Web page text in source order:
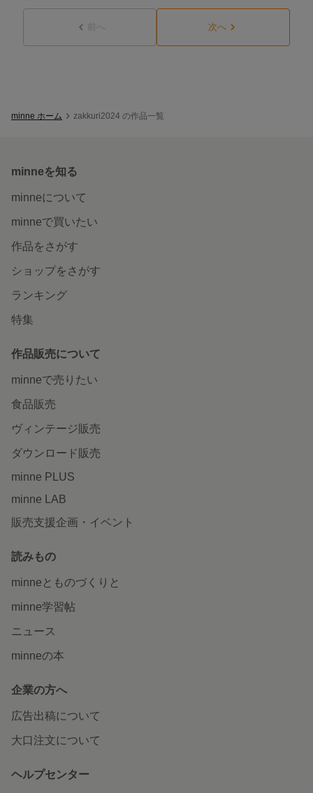
前へ 次へ
minne ホーム zakkuri2024 の作品一覧
minneを知る
minneについて
minneで買いたい
作品をさがす
ショップをさがす
ランキング
特集
作品販売について
minneで売りたい
食品販売
ヴィンテージ販売
ダウンロード販売
minne PLUS
minne LAB
販売支援企画・イベント
読みもの
minneとものづくりと
minne学習帖
ニュース
minneの本
企業の方へ
広告出稿について
大口注文について
ヘルプセンター